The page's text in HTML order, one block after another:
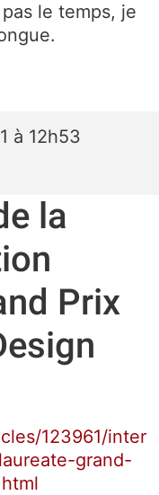
le temps, je
à 12h53
la
Prix
123961/inter
grand-